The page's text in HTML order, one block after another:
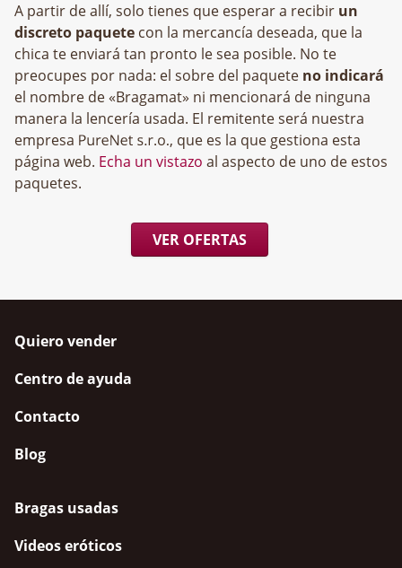
A partir de allí, solo tienes que esperar a recibir un
discreto paquete con la mercancía deseada, que la
chica te enviará tan pronto le sea posible. No te
preocupes por nada: el sobre del paquete no indicará
el nombre de «Bragamat» ni mencionará de ninguna
manera la lencería usada. El remitente será nuestra
empresa
, que es la que gestiona esta
página web. Echa un vistazo al aspecto de uno de estos
paquetes.
VER OFERTAS
Quiero vender
Centro de ayuda
Contacto
Blog
Bragas usadas
Videos eróticos